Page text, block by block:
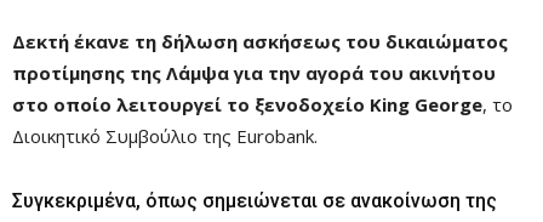
Δεκτή έκανε τη δήλωση ασκήσεως του δικαιώματος
προτίμησης της Λάμψα για την αγορά του ακινήτου
στο οποίο λειτουργεί το ξενοδοχείο King George, το
Διοικητικό Συμβούλιο της Eurobank.
Συγκεκριμένα, όπως σημειώνεται σε ανακοίνωση της